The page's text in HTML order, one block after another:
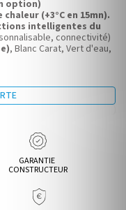
option)
chaleur (+3°C en 15mn).
intelligentes du
connectivité)
, Blanc Carat, Vert d'eau,
Anthracite.
GARANTIE
CONSTRUCTEUR